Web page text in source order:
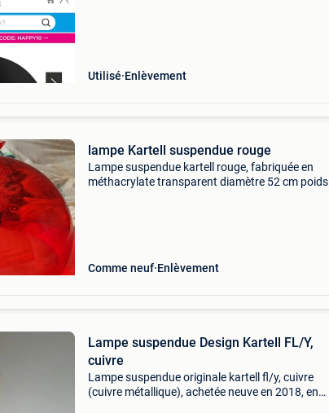
Utilisé Enlèvement
lampe Kartell suspendue rouge
Lampe suspendue kartell rouge, fabriquée en
méthacrylate transparent diamètre 52 cm poids
Comme neuf Enlèvement
Lampe suspendue Design Kartell FL/Y,
cuivre
Lampe suspendue originale kartell fl/y, cuivre
(cuivre métallique), achetée neuve en 2018, en